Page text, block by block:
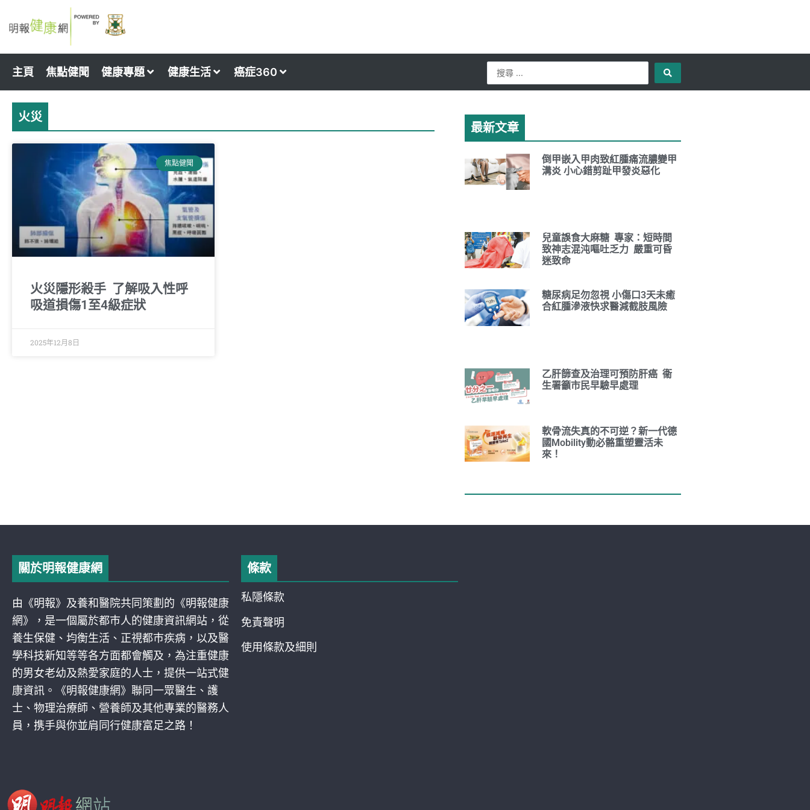
to
主頁 焦點健聞 健康專題 健康生活 癌症360
Search
...
火災
焦點健聞
火災隱形殺手 了解吸入性呼
吸道損傷1至4級症狀
2025年12月8日
最新文章
倒甲嵌入甲肉致紅腫痛流膿變甲
溝炎 小心錯剪趾甲發炎惡化
兒童誤食大麻糖 專家：短時間
致神志混沌嘔吐乏力 嚴重可昏
迷致命
糖尿病足勿忽視 小傷口3天未癒
合紅腫滲液快求醫減截肢風險
乙肝篩查及治理可預防肝癌 衞
生署籲市民早驗早處理
軟骨流失真的不可逆？新一代德
國Mobility動必骼重塑靈活未
來！
關於明報健康網
由《明報》及養和醫院共同策劃的《明報健康
網》，是一個屬於都巿人的健康資訊網站，從
養生保健、均衡生活、正視都巿疾病，以及醫
學科技新知等等各方面都會觸及，為注重健康
的男女老幼及熱愛家庭的人士，提供一站式健
康資訊。《明報健康網》聯同一眾醫生、護
士、物理治療師、營養師及其他專業的醫務人
員，携手與你並肩同行健康富足之路！
條款
私隱條款
免責聲明
使用條款及細則